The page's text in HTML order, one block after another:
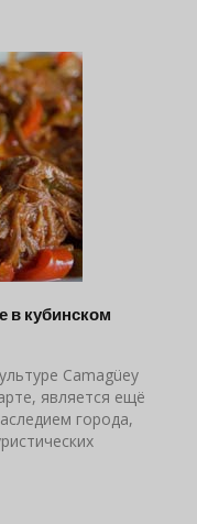
в кубинском
Camagüey
является ещё
города,